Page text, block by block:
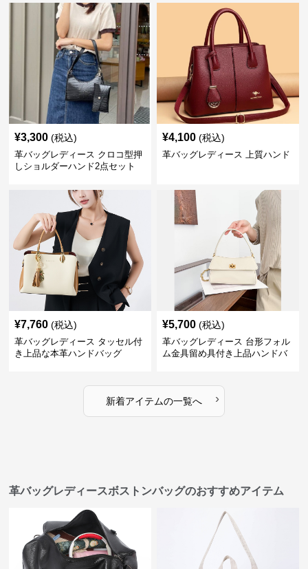
¥3,300 (税込)
革バッグレディース クロコ型押
しショルダーハンド2点セット
¥4,100 (税込)
革バッグレディース 上質ハンド
¥7,760 (税込)
革バッグレディース タッセル付
き上品な本革ハンドバッグ
¥5,700 (税込)
革バッグレディース 台形フォル
ム金具留め具付き上品ハンドバ
新着アイテムの一覧へ ›
革バッグレディースボストンバッグのおすすめアイテム